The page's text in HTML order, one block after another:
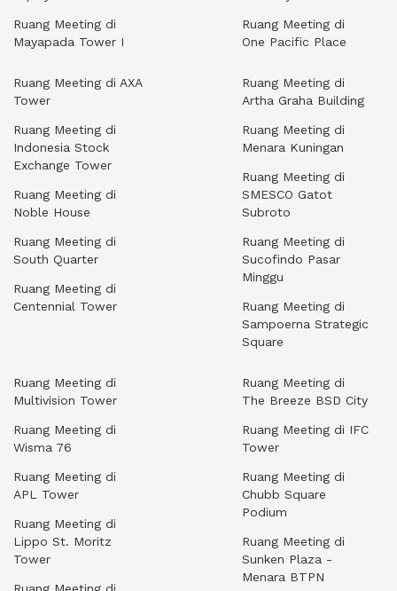
Ruang Meeting di
Mayapada Tower I
Ruang Meeting di
One Pacific Place
Ruang Meeting di AXA
Tower
Ruang Meeting di
Indonesia Stock
Exchange Tower
Ruang Meeting di
Noble House
Ruang Meeting di
South Quarter
Ruang Meeting di
Centennial Tower
Ruang Meeting di
Artha Graha Building
Ruang Meeting di
Menara Kuningan
Ruang Meeting di
SMESCO Gatot
Subroto
Ruang Meeting di
Sucofindo Pasar
Minggu
Ruang Meeting di
Sampoerna Strategic
Square
Ruang Meeting di
Multivision Tower
Ruang Meeting di
Wisma 76
Ruang Meeting di
APL Tower
Ruang Meeting di
Lippo St. Moritz
Tower
Ruang Meeting di
The Breeze BSD City
Ruang Meeting di IFC
Tower
Ruang Meeting di
Chubb Square
Podium
Ruang Meeting di
Sunken Plaza -
Menara BTPN